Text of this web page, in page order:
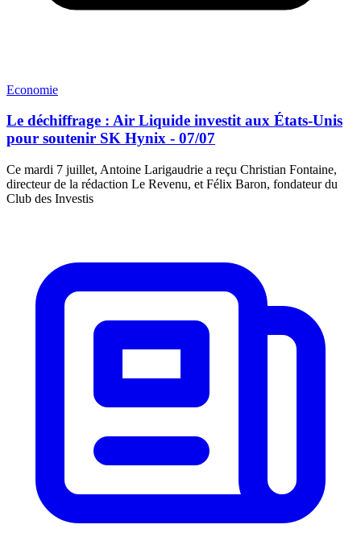
Economie
Le déchiffrage : Air Liquide investit aux États-Unis
pour soutenir SK Hynix - 07/07
Ce mardi 7 juillet, Antoine Larigaudrie a reçu Christian Fontaine,
directeur de la rédaction Le Revenu, et Félix Baron, fondateur du
Club des Investis